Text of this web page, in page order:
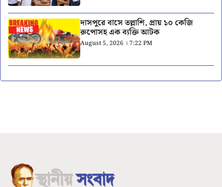
দাসপুরে বাসে তল্লাশি, প্রায় ১০ কেজি
রুপোসহ এক ব্যক্তি আটক
August 5, 2026 । 7:22 PM